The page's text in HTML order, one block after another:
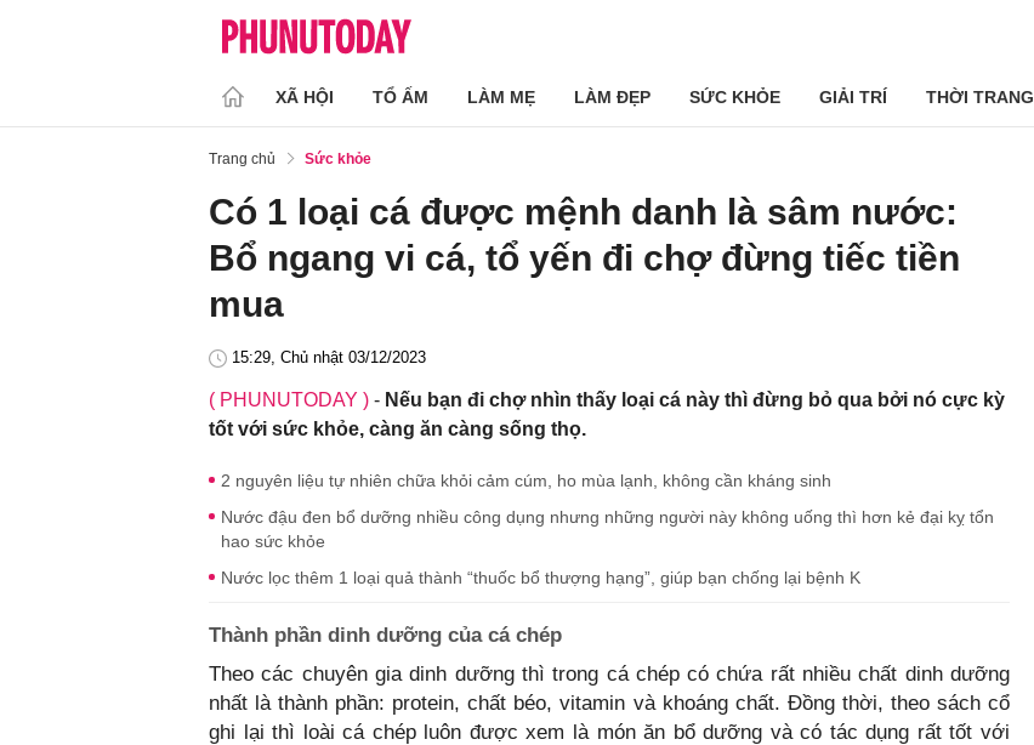
XÃ HỘI TỔ ẤM LÀM MẸ LÀM ĐẸP SỨC KHỎE GIẢI TRÍ THỜI TRANG
Trang chủ Sức khỏe
Có 1 loại cá được mệnh danh là sâm nước:
Bổ ngang vi cá, tổ yến đi chợ đừng tiếc tiền
mua
15:29, Chủ nhật 03/12/2023
( PHUNUTODAY ) - Nếu bạn đi chợ nhìn thấy loại cá này thì đừng bỏ qua bởi nó cực kỳ
tốt với sức khỏe, càng ăn càng sống thọ.
2 nguyên liệu tự nhiên chữa khỏi cảm cúm, ho mùa lạnh, không cần kháng sinh
Nước đậu đen bổ dưỡng nhiều công dụng nhưng những người này không uống thì hơn kẻ đại kỵ tổn
hao sức khỏe
Nước lọc thêm 1 loại quả thành “thuốc bổ thượng hạng”, giúp bạn chống lại bệnh K
Thành phần dinh dưỡng của cá chép
Theo các chuyên gia dinh dưỡng thì trong cá chép có chứa rất nhiều chất dinh dưỡng
nhất là thành phần: protein, chất béo, vitamin và khoáng chất. Đồng thời, theo sách cổ
ghi lại thì loài cá chép luôn được xem là món ăn bổ dưỡng và có tác dụng rất tốt với